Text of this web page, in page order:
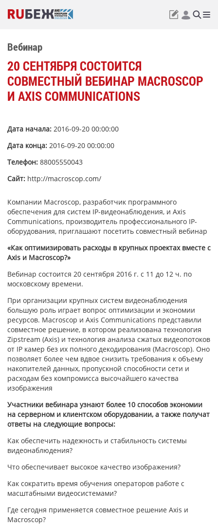
Вебинар
20 СЕНТЯБРЯ СОСТОИТСЯ
СОВМЕСТНЫЙ ВЕБИНАР MACROSCOP
И AXIS COMMUNICATIONS
Дата начала: 2016-09-20 00:00:00
Дата конца: 2016-09-20 00:00:00
Телефон: 88005550043
Сайт: http://macroscop.com/
Компании Macroscop, разработчик программного
обеспечения для систем IP-видеонаблюдения, и Axis
Communications, производитель профессионального IP-
оборудования, приглашают посетить совместный вебинар
«Как оптимизировать расходы в крупных проектах вместе с
Axis и Macroscop?»
Вебинар состоится 20 сентября 2016 г. с 11 до 12 ч. по
московскому времени.
При организации крупных систем видеонаблюдения
большую роль играет вопрос оптимизации и экономии
ресурсов. Macroscop и Axis Communications представили
совместное решение, в котором реализована технология
Zipstream (Axis) и технология анализа сжатых видеопотоков
от IP камер без их полного декодирования (Macroscop). Оно
позволяет более чем вдвое снизить требования к объему
накопителей данных, пропускной способности сети и
расходам без компромисса высочайшего качества
изображения
Участники вебинара узнают более 10 способов экономии
на серверном и клиентском оборудовании, а также получат
ответы на следующие вопросы:
Как обеспечить надежность и стабильность системы
видеонаблюдения?
Что обеспечивает высокое качество изображения?
Как сократить время обучения операторов работе с
масштабными видеосистемами?
Где сегодня применяется совместное решение Axis и
Macroscop?